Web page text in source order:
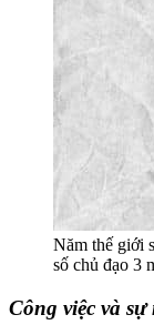
Năm thế giới
số chủ đạo 3
Công việc và sự